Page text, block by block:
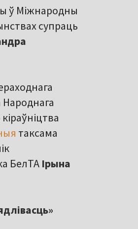
ў Міжнародны
супраць
Народнага
таксама
БелТА Ірына